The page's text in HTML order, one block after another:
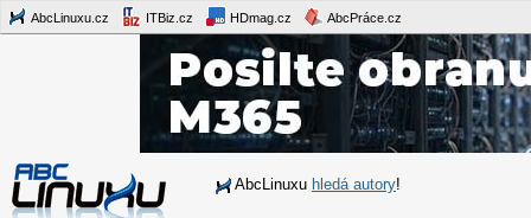
AbcLinuxu.cz ITBiz.cz HDmag.cz AbcPráce.cz
AbcLinuxu hledá autory!